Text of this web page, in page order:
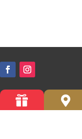
Accessibilité PMR
 